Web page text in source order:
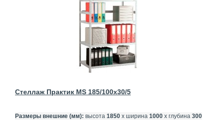
Стеллаж Практик MS 185/100x30/5
Размеры внешние (мм): высота 1850 х ширина 1000 х глубина 300